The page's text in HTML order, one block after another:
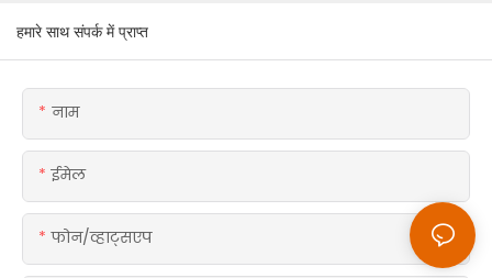
हमारे साथ संपर्क में प्राप्त
नाम
ईमेल
फोन/व्हाट्सएप